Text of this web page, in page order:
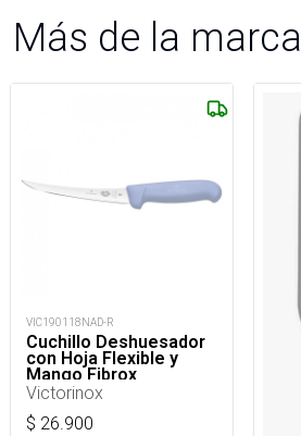
Más de la marca
VIC190118NAD-R
Cuchillo Deshuesador
con Hoja Flexible y
Mango Fibrox
Victorinox
$ 26.900